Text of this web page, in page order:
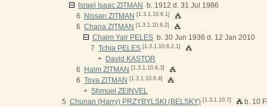
Israel Isaac ZITMAN
b. 1912 d. 31 Jul 1986
6
Nissan ZITMAN [1.3.1.10.6.1]
6 Chana ZITMAN [1.3.1.10.6.2]
Chaim Yair PELES b. 30 Jun 1936 d. 12 Jan 2010
7 Tchia PELES [1.3.1.10.6.2.1]
+ David KASTOR
6
Haim ZITMAN [1.3.1.10.6.3]
6 Tova ZITMAN [1.3.1.10.6.4]
+ Shmuel ZEINVEL
5 Chunan (Harry) PRZYBYLSKI (BELSKY) [1.3.1.10.7]
b. 10